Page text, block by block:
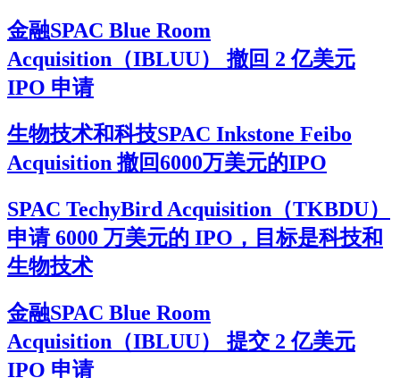
金融SPAC Blue Room
Acquisition（IBLUU） 撤回 2 亿美元
IPO 申请
生物技术和科技SPAC Inkstone Feibo
Acquisition 撤回6000万美元的IPO
SPAC TechyBird Acquisition（TKBDU）
申请 6000 万美元的 IPO，目标是科技和
生物技术
金融SPAC Blue Room
Acquisition（IBLUU） 提交 2 亿美元
IPO 申请